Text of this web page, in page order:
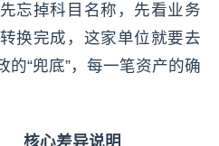
忘掉科目名称，先看业务
换完成，这家单位就要去
的“兜底”，每一笔资产的确
核心差异说明